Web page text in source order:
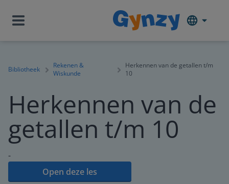
Bibliotheek
Rekenen &
Wiskunde
Herkennen van de getallen t/m
10
Herkennen van de
getallen t/m 10
-
Open deze les